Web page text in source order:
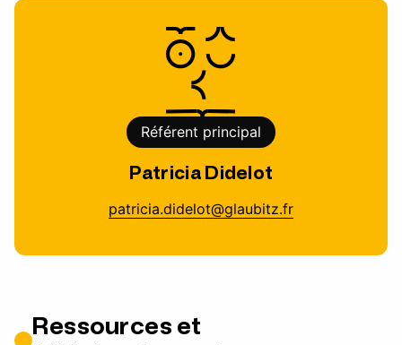
Référent principal
Patricia Didelot
patricia.didelot@glaubitz.fr
Ressources et